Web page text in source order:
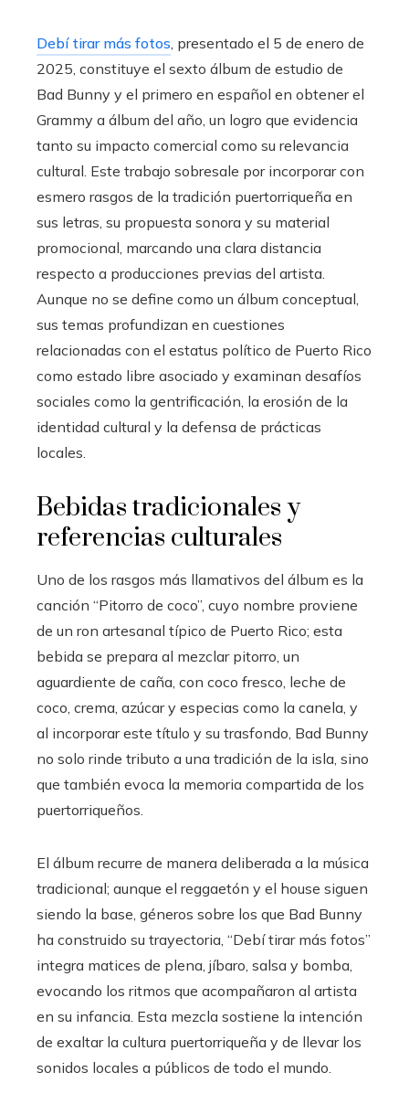
Debí tirar más fotos , presentado el 5 de enero de
2025, constituye el sexto álbum de estudio de
Bad Bunny y el primero en español en obtener el
Grammy a álbum del año, un logro que evidencia
tanto su impacto comercial como su relevancia
cultural. Este trabajo sobresale por incorporar con
esmero rasgos de la tradición puertorriqueña en
sus letras, su propuesta sonora y su material
promocional, marcando una clara distancia
respecto a producciones previas del artista.
Aunque no se define como un álbum conceptual,
sus temas profundizan en cuestiones
relacionadas con el estatus político de Puerto Rico
como estado libre asociado y examinan desafíos
sociales como la gentrificación, la erosión de la
identidad cultural y la defensa de prácticas
locales.
Bebidas tradicionales y
referencias culturales
Uno de los rasgos más llamativos del álbum es la
canción “Pitorro de coco”, cuyo nombre proviene
de un ron artesanal típico de Puerto Rico; esta
bebida se prepara al mezclar pitorro, un
aguardiente de caña, con coco fresco, leche de
coco, crema, azúcar y especias como la canela, y
al incorporar este título y su trasfondo, Bad Bunny
no solo rinde tributo a una tradición de la isla, sino
que también evoca la memoria compartida de los
puertorriqueños.
El álbum recurre de manera deliberada a la música
tradicional; aunque el reggaetón y el house siguen
siendo la base, géneros sobre los que Bad Bunny
ha construido su trayectoria, “Debí tirar más fotos”
integra matices de plena, jíbaro, salsa y bomba,
evocando los ritmos que acompañaron al artista
en su infancia. Esta mezcla sostiene la intención
de exaltar la cultura puertorriqueña y de llevar los
sonidos locales a públicos de todo el mundo.